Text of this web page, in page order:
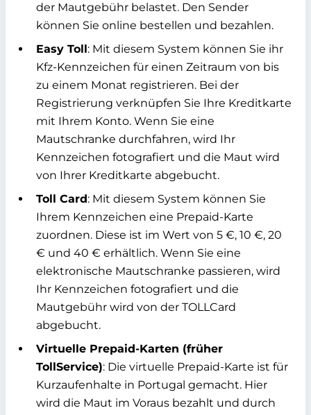
der Mautgebühr belastet. Den Sender
können Sie online bestellen und bezahlen.
Easy Toll: Mit diesem System können Sie ihr
Kfz-Kennzeichen für einen Zeitraum von bis
zu einem Monat registrieren. Bei der
Registrierung verknüpfen Sie Ihre Kreditkarte
mit Ihrem Konto. Wenn Sie eine
Mautschranke durchfahren, wird Ihr
Kennzeichen fotografiert und die Maut wird
von Ihrer Kreditkarte abgebucht.
Toll Card: Mit diesem System können Sie
Ihrem Kennzeichen eine Prepaid-Karte
zuordnen. Diese ist im Wert von 5 €, 10 €, 20
€ und 40 € erhältlich. Wenn Sie eine
elektronische Mautschranke passieren, wird
Ihr Kennzeichen fotografiert und die
Mautgebühr wird von der TOLLCard
abgebucht.
Virtuelle Prepaid-Karten (früher
TollService): Die virtuelle Prepaid-Karte ist für
Kurzaufenhalte in Portugal gemacht. Hier
wird die Maut im Voraus bezahlt und durch